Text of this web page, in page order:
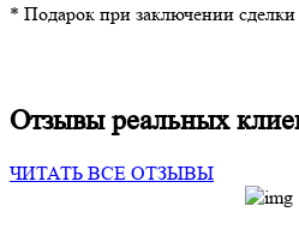
* Подарок при заключении сделки
Отзывы реальных
ЧИТАТЬ ВСЕ ОТЗЫВЫ